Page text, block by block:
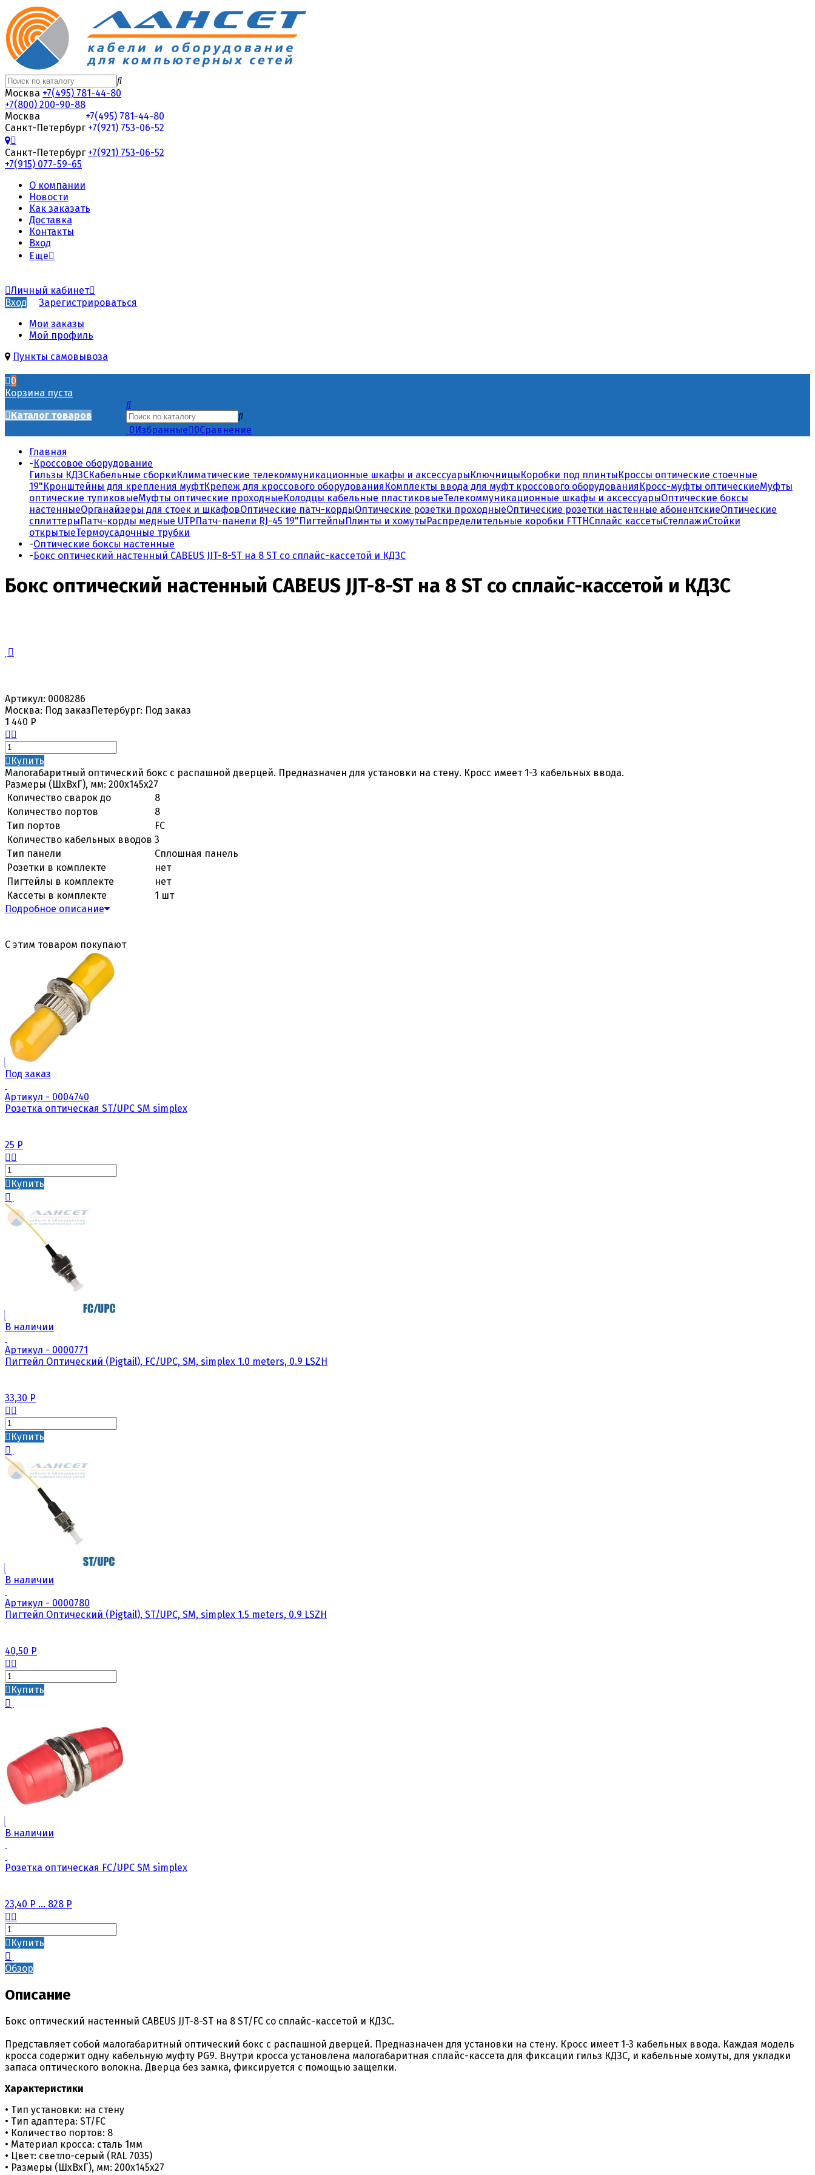
Москва +7(495) 781-44-80
+7(800) 200-90-88
Москва
+7(495) 781-44-80
Санкт-Петербург +7(921) 753-06-52
Санкт-Петербург +7(921) 753-06-52
+7(915) 077-59-65
О компании
Новости
Как заказать
Доставка
Контакты
Вход
Еще
Личный кабинет
Вход
Зарегистрироваться
Мои заказы
Мой профиль
Пункты самовывоза
0
Корзина пуста
Каталог товаров
0Избранные 0Сравнение
Главная
-Кроссовое оборудование
Гильзы КДЗСКабельные сборкиКлиматические телекоммуникационные шкафы и аксессуарыКлючницыКоробки под плинтыКроссы оптические стоечные
19"Кронштейны для крепления муфтКрепеж для кроссового оборудования Комплекты ввода для муфт кроссового оборудования Кросс-муфты оптическиеМуфты
оптические тупиковыеМуфты оптические проходныеКолодцы кабельные пластиковыеТелекоммуникационные шкафы и аксессуарыОптические боксы
настенныеОрганайзеры для стоек и шкафовОптические патч-кордыОптические розетки проходныеОптические розетки настенные абонентскиеОптические
сплиттерыПатч-корды медные UTPПатч-панели RJ-45 19"ПигтейлыПлинты и хомутыРаспределительные коробки FTTHСплайс кассетыСтеллажиСтойки
открытыеТермоусадочные трубки
-Оптические боксы настенные
-Бокс оптический настенный CABEUS JJT-8-ST на 8 ST со сплайс-кассетой и КДЗС
Бокс оптический настенный CABEUS JJT-8-ST на 8 ST со сплайс-кассетой и КДЗС
Артикул: 0008286
Москва: Под заказПетербург: Под заказ
1 440 Р
Купить
Малогабаритный оптический бокс с распашной дверцей. Предназначен для установки на стену. Кросс имеет 1-3 кабельных ввода.
Размеры (ШхВхГ), мм: 200х145х27
Количество сварок до
8
Количество портов
8
Тип портов
FC
Количество кабельных вводов 3
Тип панели
Сплошная панель
Розетки в комплекте
нет
Пигтейлы в комплекте
нет
Кассеты в комплекте
1 шт
Подробное описание
С этим товаром покупают
Под заказ
Артикул - 0004740
Розетка оптическая ST/UPC SM simplex
25 Р
Купить
В наличии
Артикул - 0000771
Пигтейл Оптический (Pigtail), FC/UPC, SM, simplex 1.0 meters, 0.9 LSZH
33,30 Р
Купить
В наличии
Артикул - 0000780
Пигтейл Оптический (Pigtail), ST/UPC, SM, simplex 1.5 meters, 0.9 LSZH
40,50 Р
Купить
В наличии
Розетка оптическая FC/UPC SM simplex
23,40 Р ... 828 Р
Купить
Обзор
Описание
Бокс оптический настенный CABEUS JJT-8-ST на 8 ST/FC со сплайс-кассетой и КДЗС.
Представляет собой малогабаритный оптический бокс с распашной дверцей. Предназначен для установки на стену. Кросс имеет 1-3 кабельных ввода. Каждая модель
кросса содержит одну кабельную муфту PG9. Внутри кросса установлена малогабаритная сплайс-кассета для фиксации гильз КДЗС, и кабельные хомуты, для укладки
запаса оптического волокна. Дверца без замка, фиксируется с помощью защелки.
Характеристики
• Тип установки: на стену
• Тип адаптера: ST/FC
• Количество портов: 8
• Материал кросса: сталь 1мм
• Цвет: светло-серый (RAL 7035)
• Размеры (ШхВхГ), мм: 200х145х27